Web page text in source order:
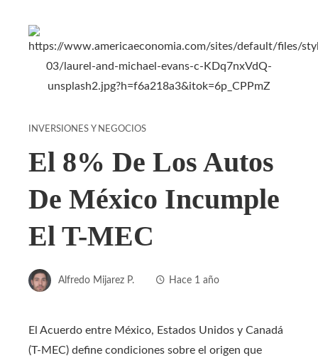
INVERSIONES Y NEGOCIOS
El 8% De Los Autos
De México Incumple
El T-MEC
Alfredo Mijarez P. Hace 1 año
​El Acuerdo entre México, Estados Unidos y Canadá
(T-MEC) define condiciones sobre el origen que